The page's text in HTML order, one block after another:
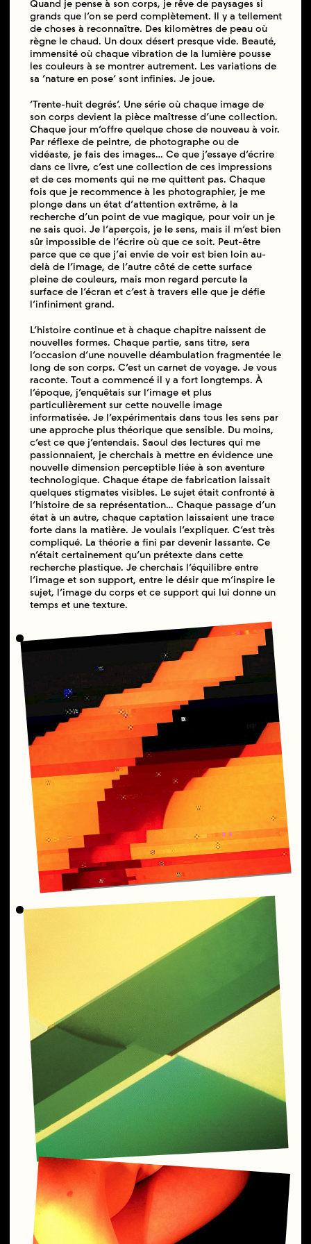
Quand je pense à son corps, je rêve de paysages si
grands que l’on se perd complètement. Il y a tellement
de choses à reconnaître. Des kilomètres de peau où
règne le chaud. Un doux désert presque vide. Beauté,
immensité où chaque vibration de la lumière pousse
les couleurs à se montrer autrement. Les variations de
sa ‘nature en pose’ sont infinies. Je joue.
‘Trente-huit degrés’. Une série où chaque image de
son corps devient la pièce maîtresse d’une collection.
Chaque jour m’offre quelque chose de nouveau à voir.
Par réflexe de peintre, de photographe ou de
vidéaste, je fais des images… Ce que j’essaye d’écrire
dans ce livre, c’est une collection de ces impressions
et de ces moments qui ne me quittent pas. Chaque
fois que je recommence à les photographier, je me
plonge dans un état d’attention extrême, à la
recherche d’un point de vue magique, pour voir un je
ne sais quoi. Je l’aperçois, je le sens, mais il m’est bien
sûr impossible de l’écrire où que ce soit. Peut-être
parce que ce que j’ai envie de voir est bien loin au-
delà de l’image, de l’autre côté de cette surface
pleine de couleurs, mais mon regard percute la
surface de l’écran et c’est à travers elle que je défie
l’infiniment grand.
L’histoire continue et à chaque chapitre naissent de
nouvelles formes. Chaque partie, sans titre, sera
l’occasion d’une nouvelle déambulation fragmentée le
long de son corps. C’est un carnet de voyage. Je vous
raconte. Tout a commencé il y a fort longtemps. À
l’époque, j’enquêtais sur l’image et plus
particulièrement sur cette nouvelle image
informatisée. Je l’expérimentais dans tous les sens par
une approche plus théorique que sensible. Du moins,
c’est ce que j’entendais. Saoul des lectures qui me
passionnaient, je cherchais à mettre en évidence une
nouvelle dimension perceptible liée à son aventure
technologique. Chaque étape de fabrication laissait
quelques stigmates visibles. Le sujet était confronté à
l’histoire de sa représentation… Chaque passage d’un
état à un autre, chaque captation laissaient une trace
forte dans la matière. Je voulais l’expliquer. C’est très
compliqué. La théorie a fini par devenir lassante. Ce
n’était certainement qu’un prétexte dans cette
recherche plastique. Je cherchais l’équilibre entre
l’image et son support, entre le désir que m’inspire le
sujet, l’image du corps et ce support qui lui donne un
temps et une texture.